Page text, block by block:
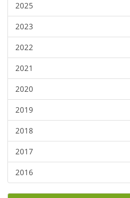
2025
2023
2022
2021
2020
2019
2018
2017
2016